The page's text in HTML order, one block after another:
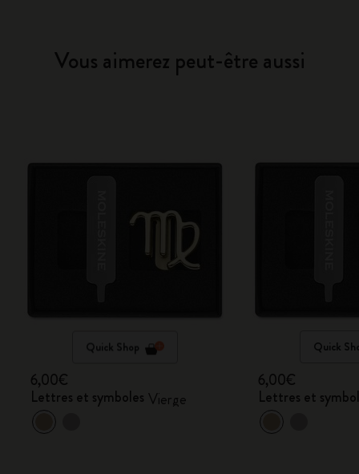
Vous aimerez peut-être aussi
Quick Shop
6,00€
Lettres et symboles Vierge
Quick
6,00€
Lettres et